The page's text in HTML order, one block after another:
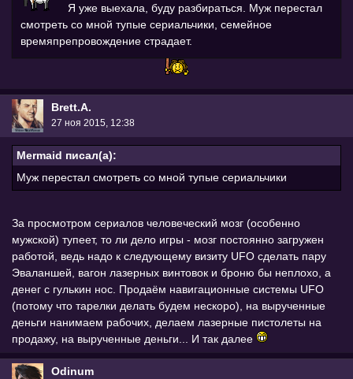
Я уже выехала, буду разбираться. Муж перестал
смотреть со мной тупые сериальчики, семейное
времяпрепровождение страдает.
Brett.A.
27 ноя 2015, 12:38
Mermaid писал(а):
Муж перестал смотреть со мной тупые сериальчики
За просмотром сериалов человеческий мозг (особенно
мужской) тупеет, то ли дело игры - мозг постоянно загружен
работой, ведь надо к следующему визиту UFO сделать пару
Эваланшей, вагон лазерных винтовок и броню бы неплохо, а
денег с гулькин нос. Продаём навигационные системы UFO
(потому что тарелки делать будем нескоро), на вырученные
деньги нанимаем рабочих, делаем лазерные пистолеты на
продажу, на вырученные деньги... И так далее
Odinum